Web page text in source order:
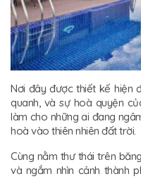
Nơi đây được thiết kế hiện
quanh, và sự hoà quyện
làm cho những ai đang
hoà vào thiên nhiên đất trời.
Cùng nằm thư thái trên
và ngắm nhìn cảnh thành